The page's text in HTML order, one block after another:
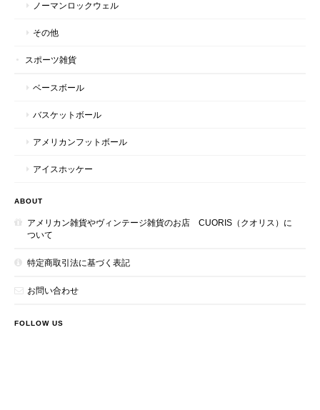
ノーマンロックウェル
その他
スポーツ雑貨
ベースボール
バスケットボール
アメリカンフットボール
アイスホッケー
ABOUT
アメリカン雑貨やヴィンテージ雑貨のお店 CUORIS（クオリス）に
ついて
特定商取引法に基づく表記
お問い合わせ
FOLLOW US